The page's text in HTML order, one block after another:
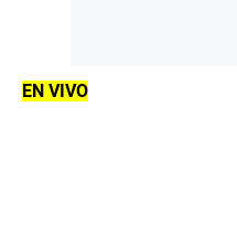
EN VIVO